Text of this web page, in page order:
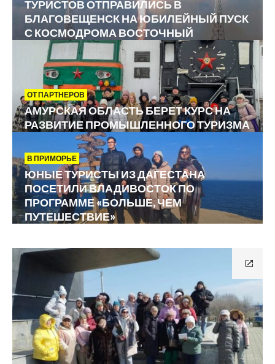
ТУРИСТОВ ОТПРАВИЛИСЬ В
БЛАГОВЕЩЕНСК НА ЮБИЛЕЙНЫЙ ПУСК
С КОСМОДРОМА ВОСТОЧНЫЙ
ОТ ПАРТНЕРОВ
АМУРСКАЯ ОБЛАСТЬ БЕРЕТ КУРС НА
РАЗВИТИЕ ПРОМЫШЛЕННОГО ТУРИЗМА
В ПРИМОРЬЕ
ЮНЫЕ ТУРИСТЫ ИЗ ДАГЕСТАНА
ПОСЕТИЛИ ВЛАДИВОСТОК ПО
ПРОГРАММЕ «БОЛЬШЕ, ЧЕМ
ПУТЕШЕСТВИЕ»